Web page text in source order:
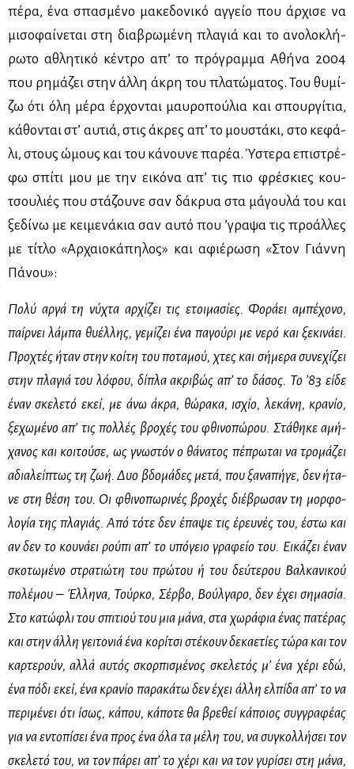
πέ­ρα, ένα σπα­σμέ­νο μα­κε­δο­νι­κό αγ­γείο που άρ­χι­σε να
μι­σο­φαί­νε­ται στη δια­βρω­μέ­νη πλα­γιά και το ανο­λο­κλή­
ρω­το αθλη­τι­κό κέ­ντρο απ’ το πρό­γραμ­μα Αθή­να 2004
που ρη­μά­ζει στην άλ­λη άκρη του πλα­τώ­μα­τος. Του θυ­μί­
ζω ότι όλη μέ­ρα έρ­χο­νται μαυ­ρο­πού­λια και σπουρ­γί­τια,
κά­θο­νται στ’ αυ­τιά, στις άκρες απ’ το μου­στά­κι, στο κε­φά­
λι, στους ώμους και του κά­νου­νε πα­ρέα. Ύστε­ρα επι­στρέ­
φω σπί­τι μου με την ει­κό­να απ’ τις πιο φρέ­σκιες κου­
τσου­λιές που στά­ζου­νε σαν δά­κρυα στα μά­γου­λά του και
ξε­δί­νω με κει­με­νά­κια σαν αυ­τό που ’γρα­ψα τις προ­άλ­λες
με τί­τλο «Αρ­χαιο­κά­πη­λος» και αφιέ­ρω­ση «Στον Γιάν­νη
Πά­νου»:
Πο­λύ αρ­γά τη νύ­χτα αρ­χί­ζει τις ετοι­μα­σί­ες. Φο­ρά­ει αμπέ­χο­νο,
παίρ­νει λά­μπα θυ­έλ­λης, γε­μί­ζει ένα πα­γού­ρι με νε­ρό και ξε­κι­νά­ει.
Προ­χτές ήταν στην κοί­τη του πο­τα­μού, χτες και σή­με­ρα συ­νε­χί­ζει
στην πλα­γιά του λό­φου, δί­πλα ακρι­βώς απ’ το δά­σος. Το ’83 εί­δε
έναν σκε­λε­τό εκεί, με άνω άκρα, θώ­ρα­κα, ισχίο, λε­κά­νη, κρα­νίο,
ξε­χω­μέ­νο απ’ τις πολ­λές βρο­χές του φθι­νο­πώ­ρου. Στά­θη­κε αμή­
χα­νος και κοι­τού­σε, ως γνω­στόν ο θά­να­τος πέ­πρω­ται να τρο­μά­ζει
αδια­λεί­πτως τη ζωή. Δυο βδο­μά­δες με­τά, που ξα­να­πή­γε, δεν ήτα­
νε στη θέ­ση του. Οι φθι­νο­πω­ρι­νές βρο­χές διέ­βρω­σαν τη μορ­φο­
λο­γία της πλα­γιάς. Από τό­τε δεν έπα­ψε τις έρευ­νές του, έστω και
αν δεν το κου­νά­ει ρού­πι απ’ το υπό­γειο γρα­φείο του. Ει­κά­ζει έναν
σκο­τω­μέ­νο στρα­τιώ­τη του πρώ­του ή του δεύ­τε­ρου Βαλ­κα­νι­κού
πο­λέ­μου – Έλ­λη­να, Τούρ­κο, Σέρ­βο, Βούλ­γα­ρο, δεν έχει ση­μα­σία.
Στο κα­τώ­φλι του σπι­τιού του μια μά­να, στα χω­ρά­φια ένας πα­τέ­ρας
και στην άλ­λη γει­το­νιά ένα κο­ρί­τσι στέ­κουν δε­κα­ε­τί­ες τώ­ρα και τον
καρ­τε­ρούν, αλ­λά αυ­τός σκορ­πι­σμέ­νος σκε­λε­τός μ’ ένα χέ­ρι εδώ,
ένα πό­δι εκεί, ένα κρα­νίο πα­ρα­κά­τω δεν έχει άλ­λη ελ­πί­δα απ’ το να
πε­ρι­μέ­νει ότι ίσως, κά­που, κά­πο­τε θα βρε­θεί κά­ποιος συγ­γρα­φέ­ας
για να εντο­πί­σει ένα προς ένα όλα τα μέ­λη του, να συ­γκολ­λή­σει τον
σκε­λε­τό του, να τον πά­ρει απ’ το χέ­ρι και να τον γυ­ρί­σει στη μά­να,